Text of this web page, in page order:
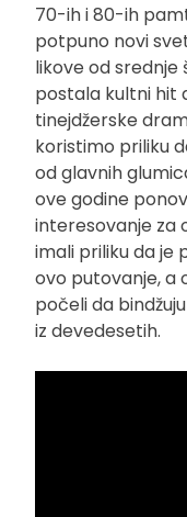
70-ih i 80-ih
potpuno novi
likove od srednje
postala kultni hit
tinejdžerske
koristimo priliku
od glavnih
ove godine
interesovanje za
imali priliku da je
ovo putovanje, a
počeli da
iz devedesetih.